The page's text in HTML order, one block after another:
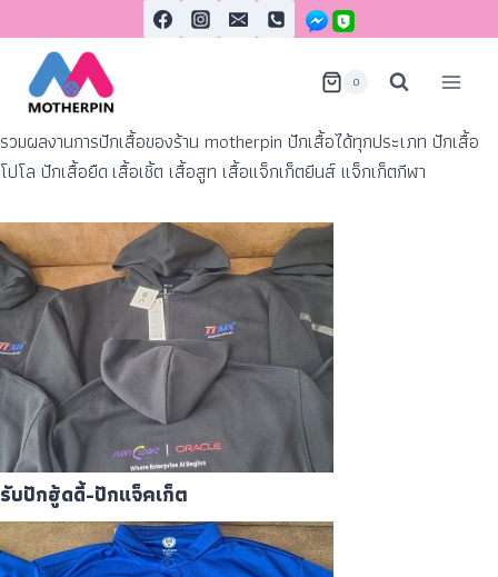
0
รวมผลงานการปักเสื้อของร้าน motherpin ปักเสื้อได้ทุกประเภท ปักเสื้อ
โปโล ปักเสื้อยืด เสื้อเชิ้ต เสื้อสูท เสื้อแจ็กเก็ตยีนส์ แจ็กเก็ตกีฬา
รับปักฮู้ดดี้-ปักแจ็คเก็ต